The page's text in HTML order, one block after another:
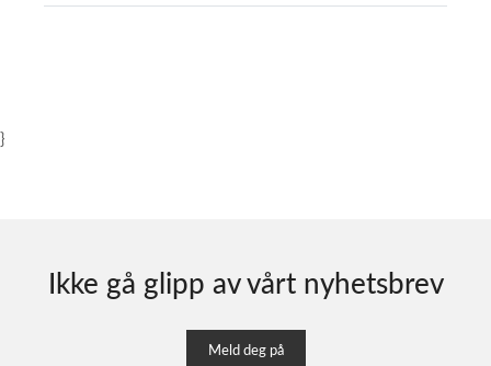
}
Ikke gå glipp av vårt nyhetsbrev
Meld deg på